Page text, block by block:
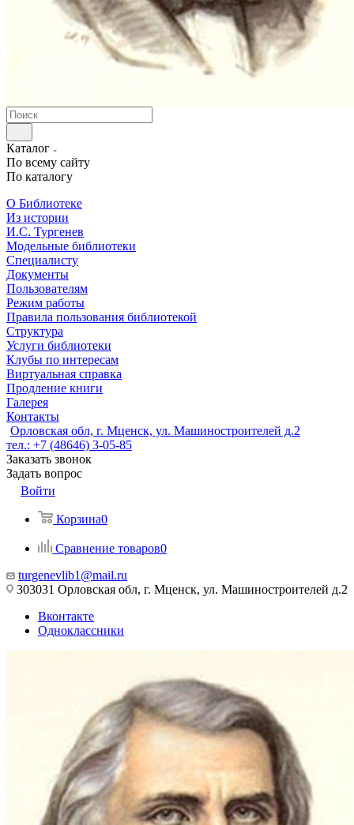
Каталог
По всему сайту
По каталогу
О Библиотеке
Из истории
И.С. Тургенев
Модельные библиотеки
Специалисту
Документы
Пользователям
Режим работы
Правила пользования библиотекой
Структура
Услуги библиотеки
Клубы по интересам
Виртуальная справка
Продление книги
Галерея
Контакты
Орловская обл, г. Мценск, ул. Машиностроителей д.2
тел.: +7 (48646) 3-05-85
Заказать звонок
Задать вопрос
Войти
Корзина0
Сравнение товаров0
turgenevlib1@mail.ru
303031 Орловская обл, г. Мценск, ул. Машиностроителей д.2
Вконтакте
Одноклассники